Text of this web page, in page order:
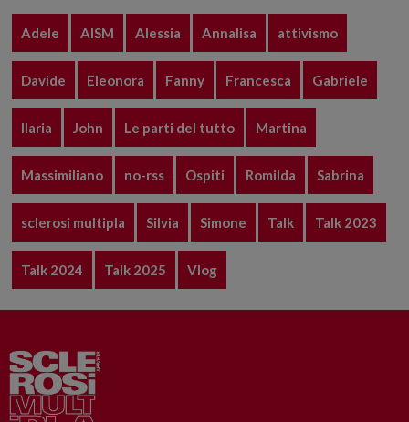
Adele AISM Alessia Annalisa attivismo
Davide Eleonora Fanny Francesca Gabriele
Ilaria John Le parti del tutto Martina
Massimiliano no-rss Ospiti Romilda Sabrina
sclerosi multipla Silvia Simone Talk Talk 2023
Talk 2024 Talk 2025 Vlog